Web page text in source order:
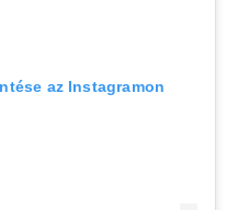
az Instagramon